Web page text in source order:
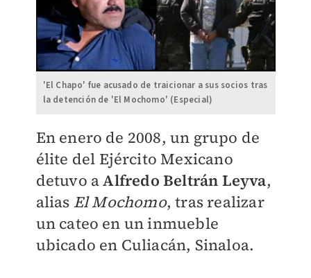
'El Chapo' fue acusado de traicionar a sus socios tras
la detención de 'El Mochomo' (Especial)
En enero de 2008, un grupo de
élite del Ejército Mexicano
detuvo aAlfredo Beltrán Leyva,
alias El Mochomo, tras realizar
un cateo en un inmueble
ubicado en Culiacán, Sinaloa.